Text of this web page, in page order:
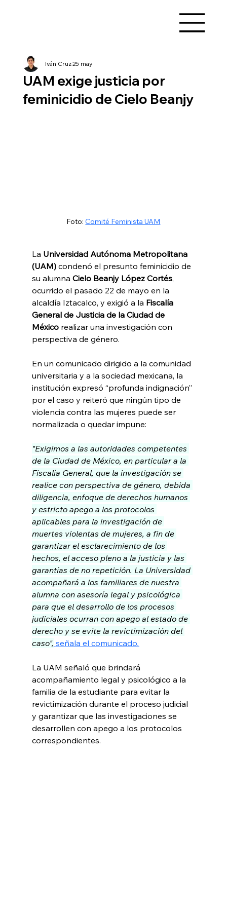
UAM exige justicia por
feminicidio de Cielo Beanjy
Iván Cruz25 may
Foto: Comité Feminista UAM
La Universidad Autónoma Metropolitana
(UAM) condenó el presunto feminicidio de
su alumna Cielo Beanjy López Cortés,
ocurrido el pasado 22 de mayo en la
alcaldía Iztacalco, y exigió a la Fiscalía
General de Justicia de la Ciudad de
México realizar una investigación con
perspectiva de género.
En un comunicado dirigido a la comunidad
universitaria y a la sociedad mexicana, la
institución expresó “profunda indignación”
por el caso y reiteró que ningún tipo de
violencia contra las mujeres puede ser
normalizada o quedar impune:
"Exigimos a las autoridades competentes
de la Ciudad de México, en particular a la
Fiscalía General, que la investigación se
realice con perspectiva de género, debida
diligencia, enfoque de derechos humanos
y estricto apego a los protocolos
aplicables para la investigación de
muertes violentas de mujeres, a fin de
garantizar el esclarecimiento de los
hechos, el acceso pleno a la justicia y las
garantías de no repetición. La Universidad
acompañará a los familiares de nuestra
alumna con asesoría legal y psicológica
para que el desarrollo de los procesos
judiciales ocurran con apego al estado de
derecho y se evite la revictimización del
caso", señala el comunicado.
La UAM señaló que brindará
acompañamiento legal y psicológico a la
familia de la estudiante para evitar la
revictimización durante el proceso judicial
y garantizar que las investigaciones se
desarrollen con apego a los protocolos
correspondientes.